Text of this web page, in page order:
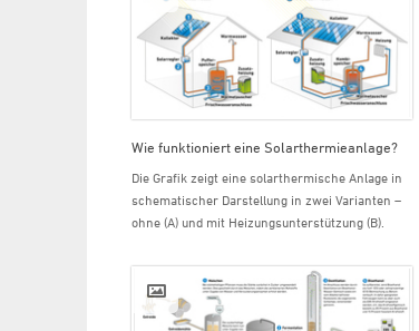
Wie funktioniert eine Solarthermieanlage?
Die Grafik zeigt eine solarthermische Anlage in
schematischer Darstellung in zwei Varianten –
ohne (A) und mit Heizungsunterstützung (B).